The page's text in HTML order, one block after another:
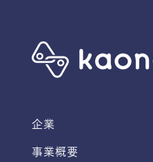
企業
事業概要